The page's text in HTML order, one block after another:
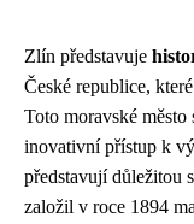
Zlín představuje
České republice,
Toto moravské
inovativní přístup k
představují důležitou
založil v roce 1894